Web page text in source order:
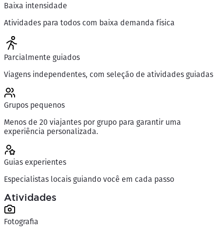
Baixa intensidade
Atividades para todos com baixa demanda física
Parcialmente guiados
Viagens independentes, com seleção de atividades guiadas
Grupos pequenos
Menos de 20 viajantes por grupo para garantir uma
experiência personalizada.
Guias experientes
Especialistas locais guiando você em cada passo
Atividades
Fotografia